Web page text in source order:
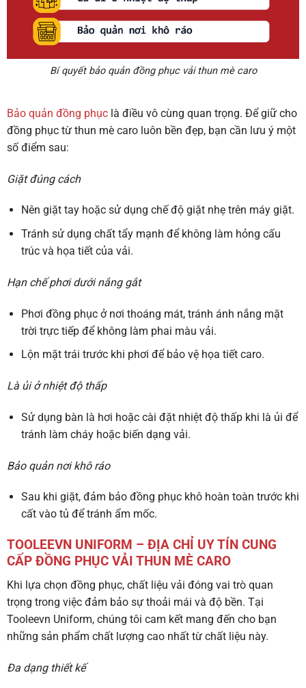
Bí quyết bảo quản đồng phục vải thun mè caro
Bảo quản đồng phục là điều vô cùng quan trọng. Để giữ cho
đồng phục từ thun mè caro luôn bền đẹp, bạn cần lưu ý một
số điểm sau:
Giặt đúng cách
Nên giặt tay hoặc sử dụng chế độ giặt nhẹ trên máy giặt.
Tránh sử dụng chất tẩy mạnh để không làm hỏng cấu
trúc và họa tiết của vải.
Hạn chế phơi dưới nắng gắt
Phơi đồng phục ở nơi thoáng mát, tránh ánh nắng mặt
trời trực tiếp để không làm phai màu vải.
Lộn mặt trái trước khi phơi để bảo vệ họa tiết caro.
Là ủi ở nhiệt độ thấp
Sử dụng bàn là hơi hoặc cài đặt nhiệt độ thấp khi là ủi để
tránh làm cháy hoặc biến dạng vải.
Bảo quản nơi khô ráo
Sau khi giặt, đảm bảo đồng phục khô hoàn toàn trước khi
cất vào tủ để tránh ẩm mốc.
TOOLEEVN UNIFORM – ĐỊA CHỈ UY TÍN CUNG
CẤP ĐỒNG PHỤC VẢI THUN MÈ CARO
Khi lựa chọn đồng phục, chất liệu vải đóng vai trò quan
trọng trong việc đảm bảo sự thoải mái và độ bền. Tại
Tooleevn Uniform, chúng tôi cam kết mang đến cho bạn
những sản phẩm chất lượng cao nhất từ chất liệu này.
Đa dạng thiết kế